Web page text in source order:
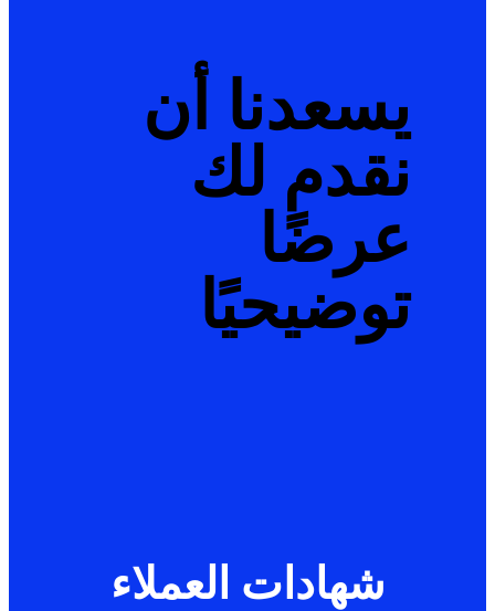
يسعدنا أن
نقدم لك
عرضًا
توضيحيًا
شهادات العملاء